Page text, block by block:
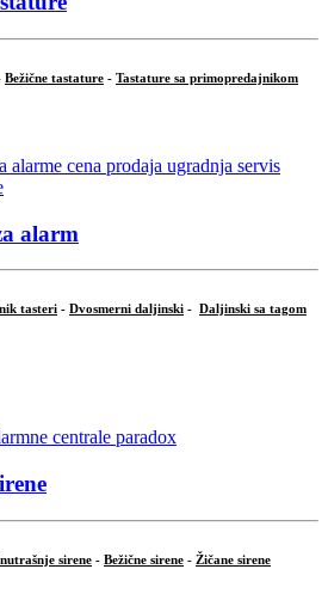
Bežične tastature - Tastature sa primopredajnikom
alarm
tasteri - Dvosmerni daljinski - Daljinski sa tagom
sirene - Bežične sirene - Žičane sirene